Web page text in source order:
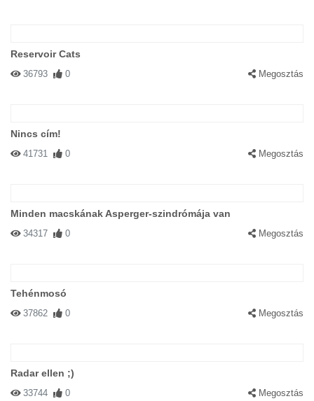
Reservoir Cats
36793 0 Megosztás
Nincs cím!
41731 0 Megosztás
Minden macskának Asperger-szindrómája van
34317 0 Megosztás
Tehénmosó
37862 0 Megosztás
Radar ellen ;)
33744 0 Megosztás